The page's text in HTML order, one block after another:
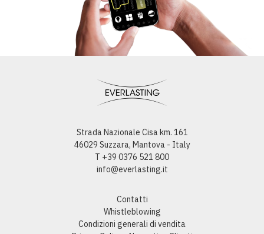
Strada Nazionale Cisa km. 161
46029 Suzzara, Mantova - Italy
T +39 0376 521 800
info@everlasting.it
Contatti
Whistleblowing
Condizioni generali di vendita